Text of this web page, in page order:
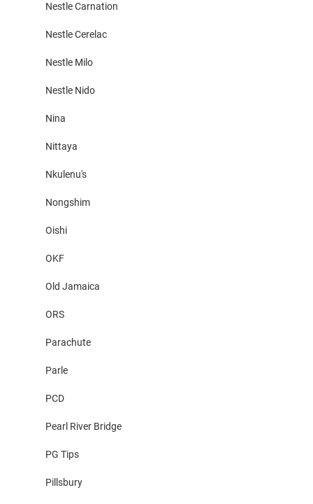
Nestle Carnation
Nestle Cerelac
Nestle Milo
Nestle Nido
Nina
Nittaya
Nkulenu's
Nongshim
Oishi
OKF
Old Jamaica
ORS
Parachute
Parle
PCD
Pearl River Bridge
PG Tips
Pillsbury